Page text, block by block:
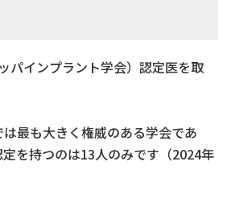
パインプラント学会）認定医を取
最も大きく権威のある学会であ
を持つのは13人のみです（2024年